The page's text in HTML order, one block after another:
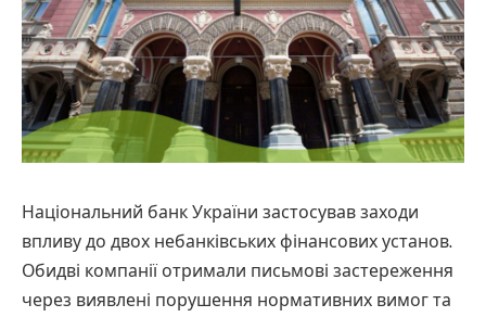
Національний банк України застосував заходи
впливу до двох небанківських фінансових установ.
Обидві компанії отримали письмові застереження
через виявлені порушення нормативних вимог та